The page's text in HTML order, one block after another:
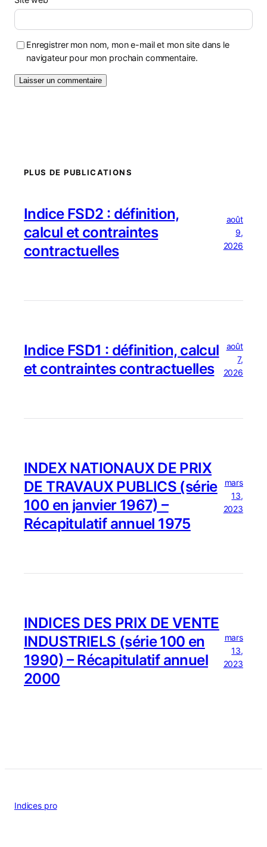
Enregistrer mon nom, mon e-mail et mon site dans le
navigateur pour mon prochain commentaire.
PLUS DE PUBLICATIONS
Indice FSD2 : définition,
calcul et contraintes
contractuelles
août
9,
2026
Indice FSD1 : définition, calcul
et contraintes contractuelles
août
7,
2026
INDEX NATIONAUX DE PRIX
DE TRAVAUX PUBLICS (série
100 en janvier 1967) –
Récapitulatif annuel 1975
mars
13,
2023
INDICES DES PRIX DE VENTE
INDUSTRIELS (série 100 en
1990) – Récapitulatif annuel
2000
mars
13,
2023
Indices pro